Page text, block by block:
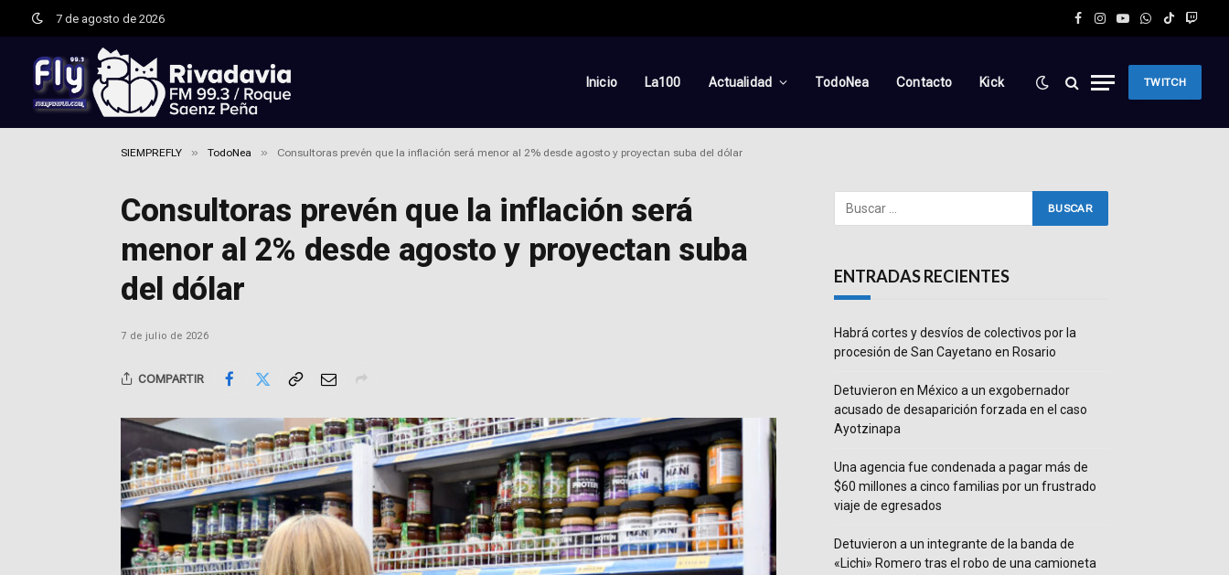
7 de agosto de 2026
Facebook
Instagram
YouTube
WhatsApp
TikTokTwitch
Inicio La100 Actualidad TodoNea Contacto Kick TWITCH
SIEMPREFLY » TodoNea » Consultoras prevén que la inflación será menor al 2% desde agosto y proyectan suba del dólar
Consultoras prevén que la inflación será
menor al 2% desde agosto y proyectan suba
del dólar
7 de julio de 2026
COMPARTIR
ENTRADAS RECIENTES
Habrá cortes y desvíos de colectivos por la
procesión de San Cayetano en Rosario
Detuvieron en México a un exgobernador
acusado de desaparición forzada en el caso
Ayotzinapa
Una agencia fue condenada a pagar más de
$60 millones a cinco familias por un frustrado
viaje de egresados
Detuvieron a un integrante de la banda de
«Lichi» Romero tras el robo de una camioneta